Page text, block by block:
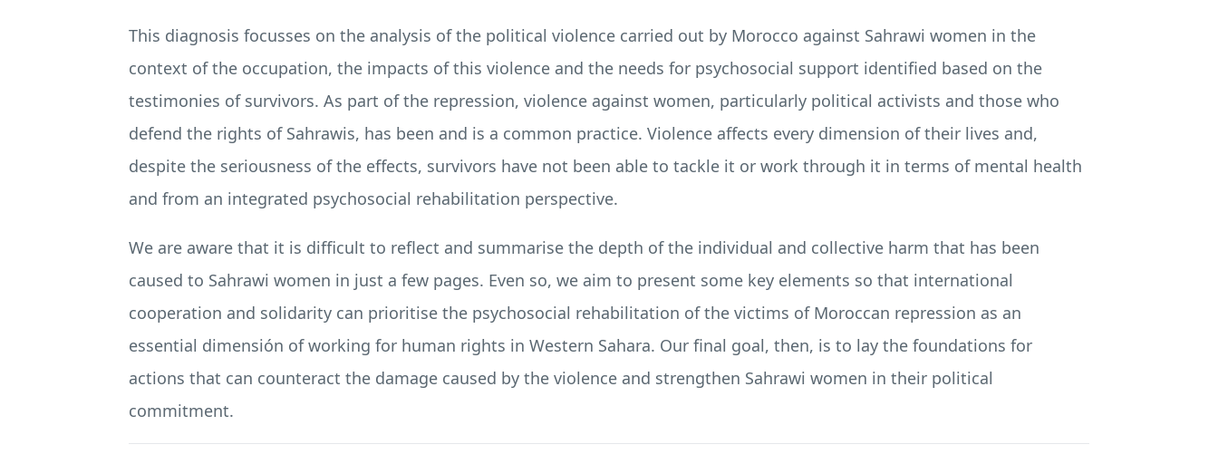
This diagnosis focusses on the analysis of the political violence carried out by Morocco against Sahrawi women in the
context of the occupation, the impacts of this violence and the needs for psychosocial support identified based on the
testimonies of survivors. As part of the repression, violence against women, particularly political activists and those who
defend the rights of Sahrawis, has been and is a common practice. Violence affects every dimension of their lives and,
despite the seriousness of the effects, survivors have not been able to tackle it or work through it in terms of mental health
and from an integrated psychosocial rehabilitation perspective.
We are aware that it is difficult to reflect and summarise the depth of the individual and collective harm that has been
caused to Sahrawi women in just a few pages. Even so, we aim to present some key elements so that international
cooperation and solidarity can prioritise the psychosocial rehabilitation of the victims of Moroccan repression as an
essential dimensión of working for human rights in Western Sahara. Our final goal, then, is to lay the foundations for
actions that can counteract the damage caused by the violence and strengthen Sahrawi women in their political
commitment.